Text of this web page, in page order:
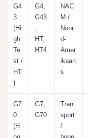
G4
3
(Hi
gh
Te
st /
HT
)
G4,
G43
,
HT,
HT4
NAC
M /
Noor
d-
Amer
ikaan
s
G7
0
(H
G7,
G70
Tran
sport
/